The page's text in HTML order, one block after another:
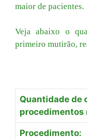
maior de pacientes.
Veja abaixo o
primeiro mutirão,
Quantidade de
procedimentos
Procedimento: